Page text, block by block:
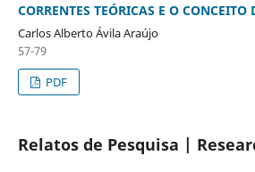
CORRENTES TEÓRICAS E O
Carlos Alberto Ávila Araújo
57-79
PDF
Relatos de Pesquisa |